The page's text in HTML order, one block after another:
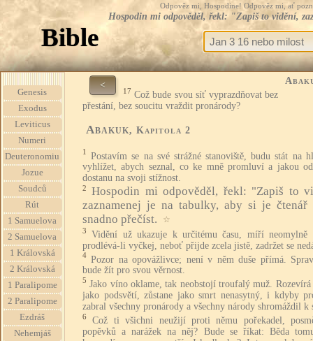
Odpověz mi, Hospodine! Odpověz mi, ať
Hospodin mi odpověděl, řekl: "Zapiš to vidění,
Bible
Genesis
Exodus
Leviticus
Numeri
Deuteronomiu
Jozue
Soudců
Rút
1 Samuelova
2 Samuelova
1 Královská
2 Královská
1 Paralipome
2 Paralipome
Ezdráš
Nehemjáš
<
17 Což bude svou síť vyprazdňovat bez
přestání, bez soucitu vraždit pronárody?
Abakuk, Kapitola 2
1 Postavím se na své strážné stanoviště, budu stát na
vyhlížet, abych seznal, co ke mně promluví a jakou
dostanu na svoji stížnost.
2
Hospodin mi odpověděl, řekl: "Zapiš to
zaznamenej je na tabulky, aby si je čtenář
snadno přečíst.
☆
3
Vidění už ukazuje k určitému času, míří
prodlévá-li vyčkej, neboť přijde zcela jistě, zadržet se
4 Pozor na opovážlivce; není v něm duše přímá.
bude žít pro svou věrnost.
5 Jako víno oklame, tak neobstojí troufalý muž. Rozevírá
jako podsvětí, zůstane jako smrt nenasytný, i kdyby
zabral všechny pronárody a všechny národy shromáždil k
6
Což ti všichni neužijí proti němu pořekadel,
popěvků a narážek na něj? Bude se říkat: Běda